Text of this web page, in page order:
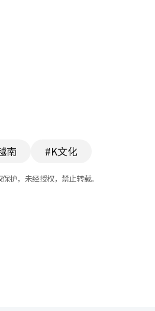
南 #K文化
护，未经授权，禁止转载。